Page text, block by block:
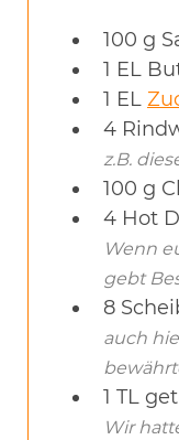
100 g
1 EL
1 EL
4
z.B.
100 g
4 Hot
Wenn
gebt
8
auch
1 TL
Wir